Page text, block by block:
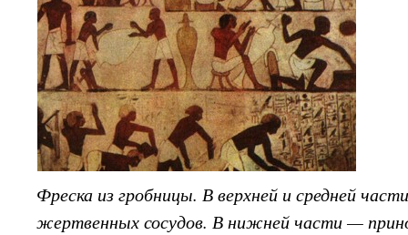
Фреска из гробницы. В верхней и средней
жертвенных сосудов. В нижней части —